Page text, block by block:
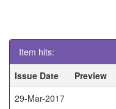
Item hits:
Issue Date
Preview
29-Mar-2017